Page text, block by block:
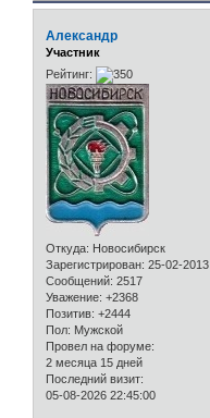
Александр
Участник
Рейтинг:
Откуда: Новосибирск
Зарегистрирован: 25-02-2013
Сообщений: 2517
Уважение: +2368
Позитив: +2444
Пол: Мужской
Провел на форуме:
2 месяца 15 дней
Последний визит:
05-08-2026 22:45:00